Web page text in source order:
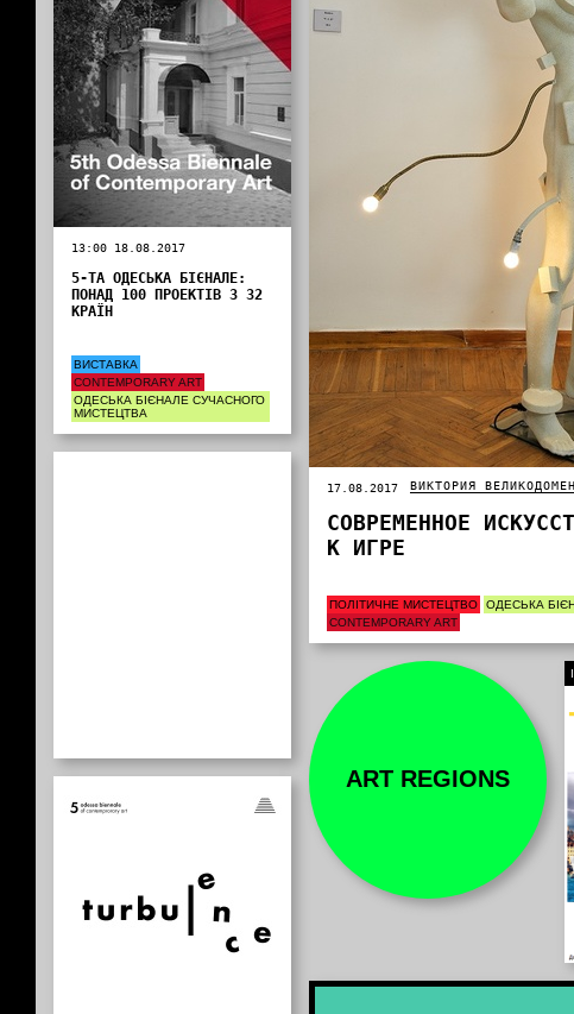
17.08.2017 ВИКТОРИЯ
СОВРЕМЕННОЕ
К ИГРЕ
ПОЛІТИЧНЕ МИСТЕЦТВО
ОДЕСЬКА
CONTEMPORARY ART
13:00 18.08.2017
5-ТА ОДЕСЬКА БІЄНАЛЕ:
ПОНАД 100 ПРОЕКТІВ З 32
КРАЇН
ВИСТАВКА
CONTEMPORARY ART
ОДЕСЬКА БІЄНАЛЕ СУЧАСНОГО
МИСТЕЦТВА
ART REGIONS